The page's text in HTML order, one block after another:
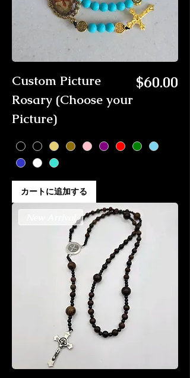
Custom Picture
Rosary (Choose your
Picture)
価格
$60.00
カートに追加する